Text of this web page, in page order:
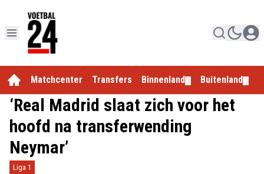
Matchcenter Transfers Binnenland Buitenland
‘Real Madrid slaat zich voor het
hoofd na transferwending
Neymar’
Liga 1